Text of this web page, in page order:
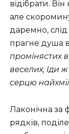
відібрати.
але
даремно,
прагне душа
промінястих
веселих, Іди
серцю
Лаконічна за
рядків,